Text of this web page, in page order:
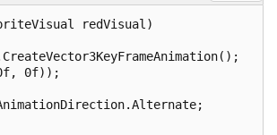
redVisual)
0f, 0f));